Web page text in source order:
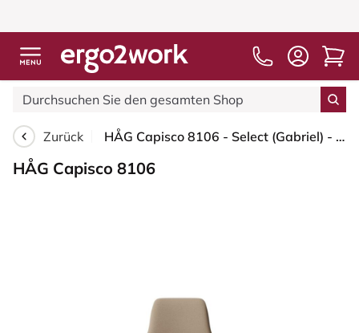
Zurück HÅG Capisco 8106 - Select (Gabriel) - Wolle / Polyamid - SC61184 - Light brown - Weiß - 265 mm (Sitzhöhe 53-79cm) - Harte Rollen für weiche Böden
HÅG Capisco 8106